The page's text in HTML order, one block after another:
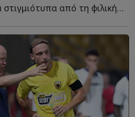
Δείτε τα καλύτερα στιγμιότυπα από τη φιλική νίκη της Έ...